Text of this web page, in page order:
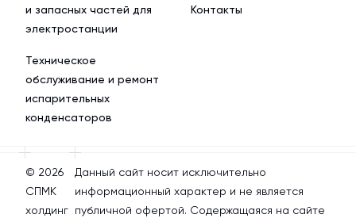
и запасных частей для
электростанции
Техническое
обслуживание и ремонт
испарительных
конденсаторов
Контакты
© 2026
СПМК
холдинг
Данный сайт носит исключительно
информационный характер и не является
публичной офертой. Содержащаяся на сайте